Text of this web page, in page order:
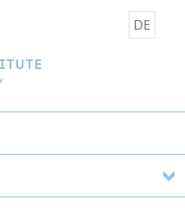
DE